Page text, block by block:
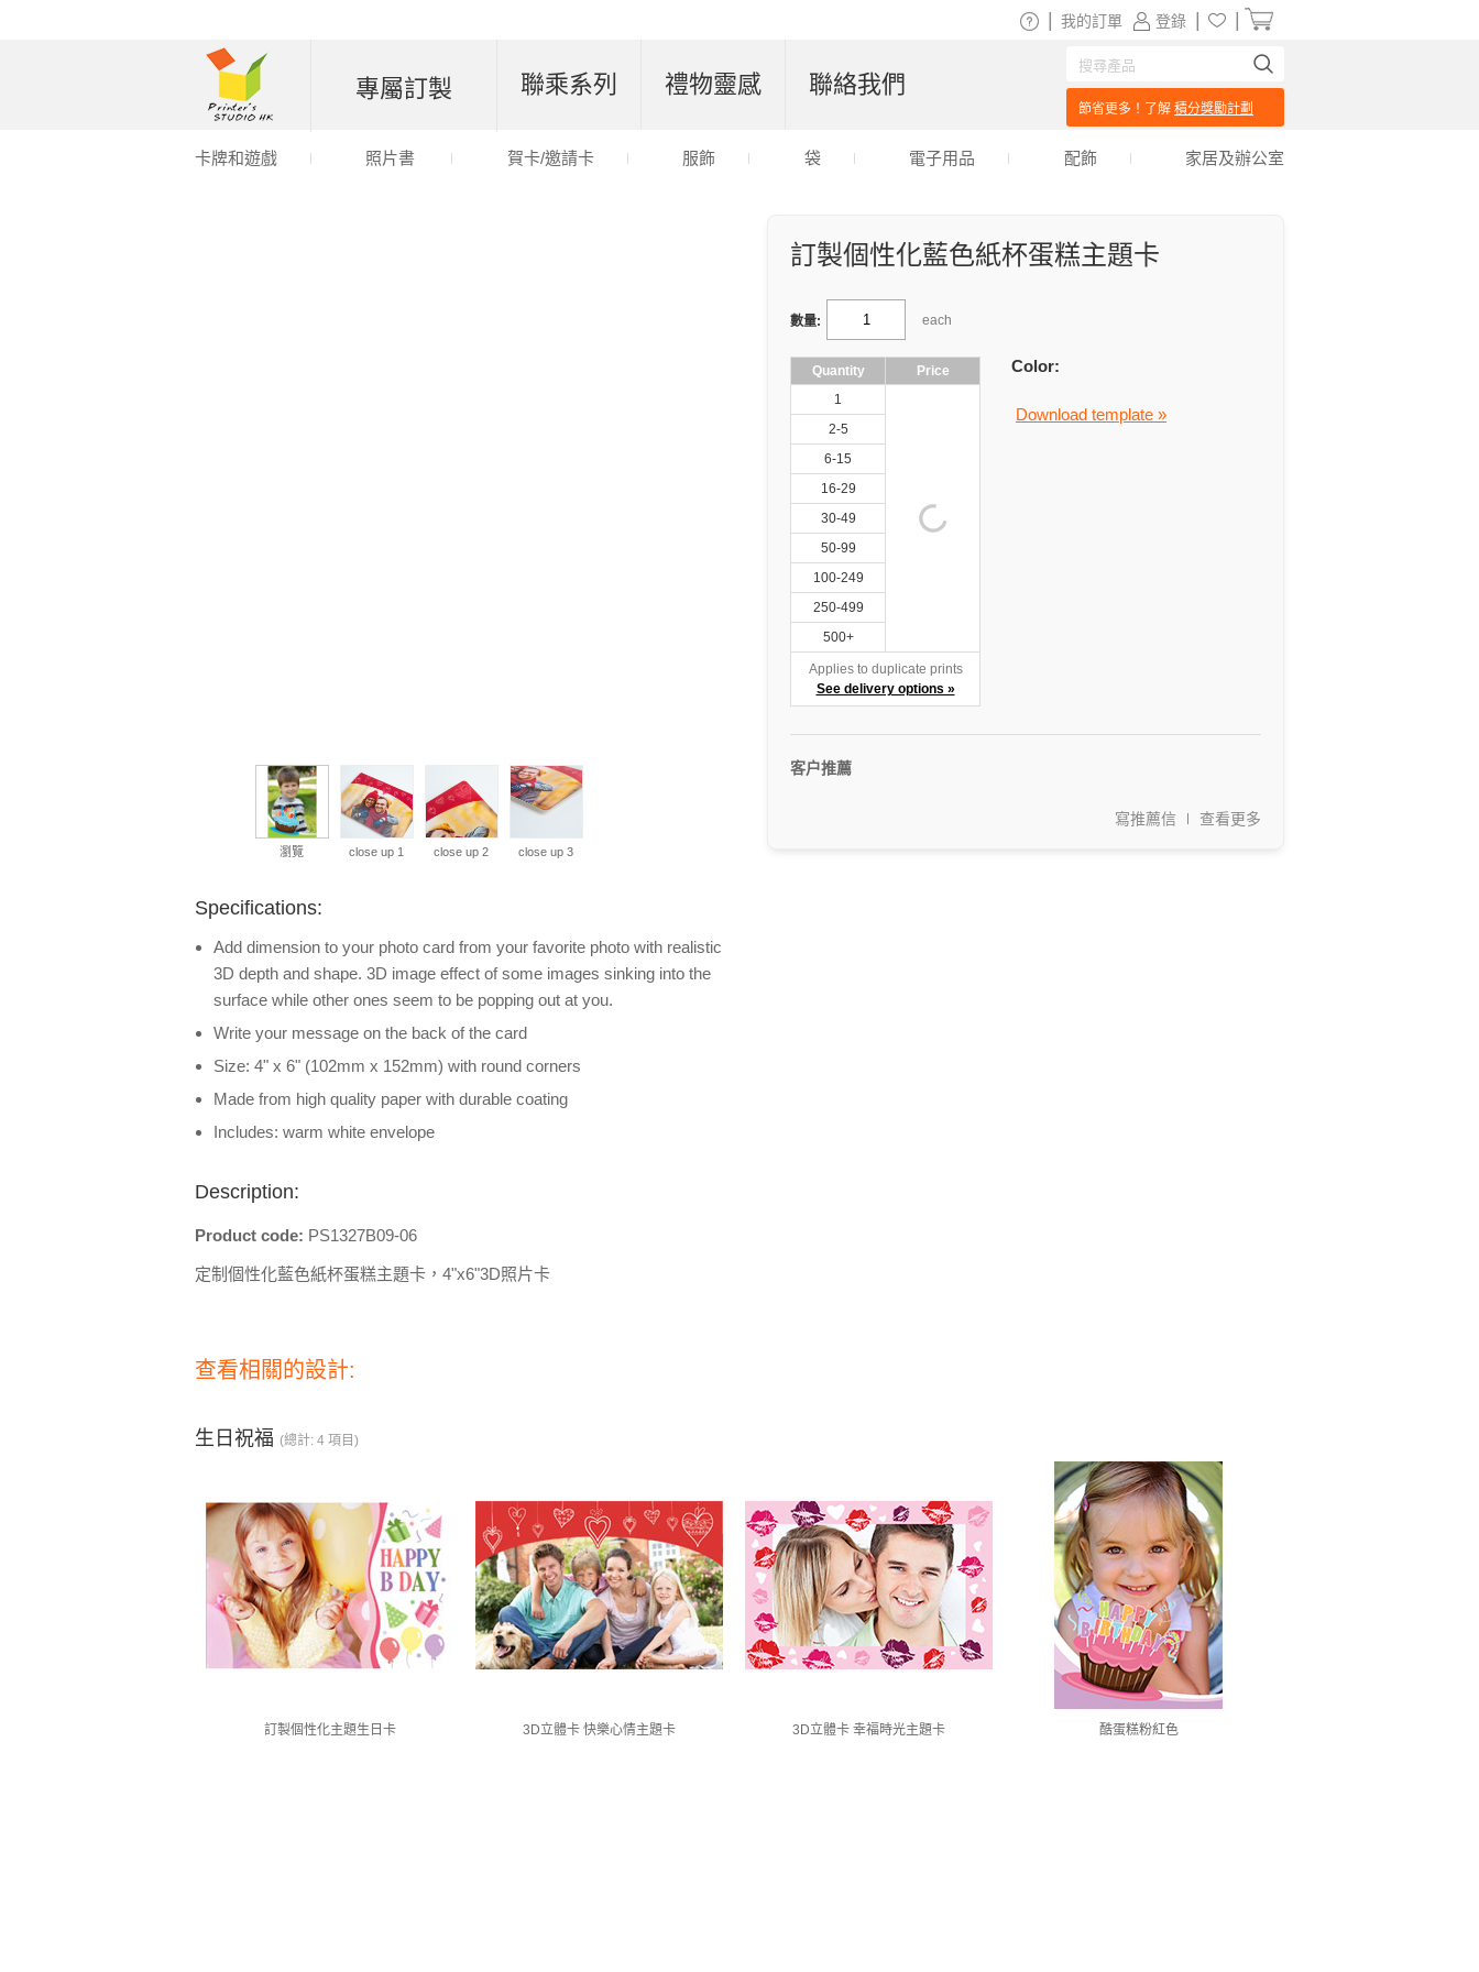
訂製個性化藍色紙杯蛋糕主題卡
數量: each
Quantity
Price
1
2-5
6-15
16-29
30-49
50-99
100-249
250-499
500+
Applies to duplicate prints
See delivery options »
Color:
Download template »
客户推薦
寫推薦信 查看更多
瀏覽 close up 1 close up 2 close up 3
Specifications:
Add dimension to your photo card from your favorite photo with realistic
3D depth and shape. 3D image effect of some images sinking into the
surface while other ones seem to be popping out at you.
Write your message on the back of the card
Size: 4" x 6" (102mm x 152mm) with round corners
Made from high quality paper with durable coating
Includes: warm white envelope
Description:
Product code: PS1327B09-06
定制個性化藍色紙杯蛋糕主題卡，4"x6"3D照片卡
查看相關的設計:
生日祝福 (總計: 4 項目)
訂製個性化主題生日卡 3D立體卡 快樂心情主題卡 3D立體卡 幸福時光主題卡 酷蛋糕粉紅色
登錄
我的訂單
專屬訂製 聯乘系列 禮物靈感 聯絡我們
節省更多！了解 積分獎勵計劃
卡牌和遊戲 照片書 賀卡/邀請卡 服飾 袋 電子用品 配飾 家居及辦公室